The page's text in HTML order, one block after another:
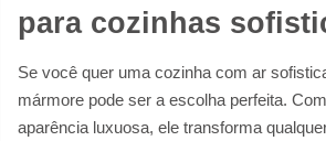
para cozinhas
Se você quer uma cozinha com ar
mármore pode ser a escolha perfeita.
aparência luxuosa, ele transforma